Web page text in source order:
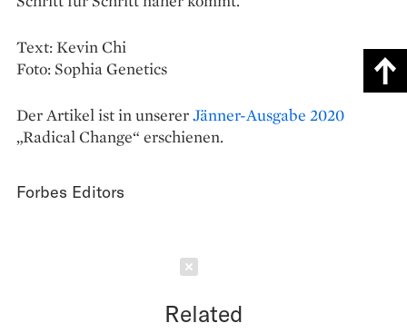
Text: Kevin Chi
Foto: Sophia Genetics
Der Artikel ist in unsererJänner-Ausgabe 2020
„Radical Change“ erschienen.
Forbes Editors
Related